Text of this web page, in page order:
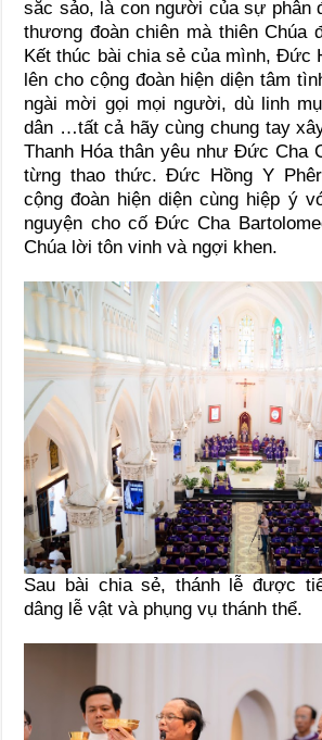
sắc sảo, là con người của sự phân
thương đoàn chiên mà thiên Chúa
Kết thúc bài chia sẻ của mình, Đức
lên cho cộng đoàn hiện diện tâm
ngài mời gọi mọi người, dù linh
dân …tất cả hãy cùng chung tay
Thanh Hóa thân yêu như Đức Cha
từng thao thức. Đức Hồng Y
cộng đoàn hiện diện cùng hiệp ý
nguyện cho cố Đức Cha
Chúa lời tôn vinh và ngợi khen.
Sau bài chia sẻ, thánh lễ được
dâng lễ vật và phụng vụ thánh thể.